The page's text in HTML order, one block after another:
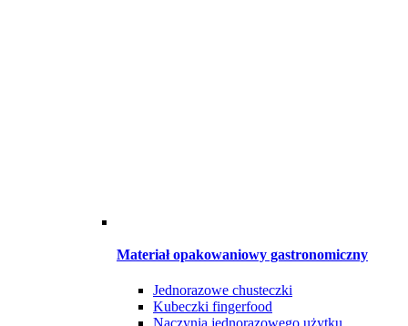
Materiał opakowaniowy gastronomiczny
Jednorazowe chusteczki
Kubeczki fingerfood
Naczynia jednorazowego użytku